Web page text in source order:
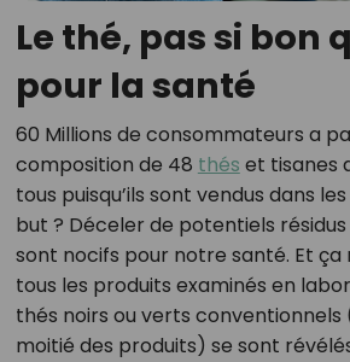
Le thé, pas si bon
pour la santé
60 Millions de consommateurs a
composition de 48 thés et tisanes
tous puisqu’ils sont vendus dans
but ? Déceler de potentiels
sont nocifs pour notre santé. Et ça
tous les produits examinés en
thés noirs ou verts conventionnels
moitié des produits) se sont